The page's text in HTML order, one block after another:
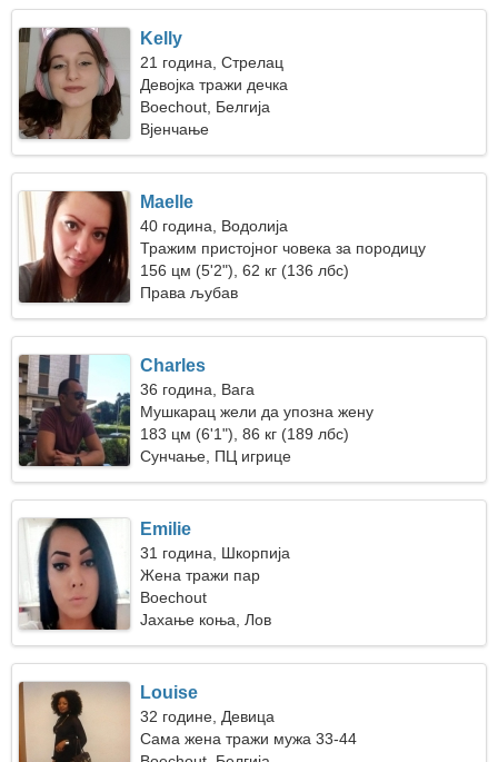
Kelly
21 година, Стрелац
Девојка тражи дечка
Boechout, Белгија
Вјенчање
Maelle
40 година, Водолија
Тражим пристојног човека за породицу
156 цм (5'2"), 62 кг (136 лбс)
Права љубав
Charles
36 година, Вага
Мушкарац жели да упозна жену
183 цм (6'1"), 86 кг (189 лбс)
Сунчање, ПЦ игрице
Emilie
31 година, Шкорпија
Жена тражи пар
Boechout
Јахање коња, Лов
Louise
32 године, Девица
Сама жена тражи мужа 33-44